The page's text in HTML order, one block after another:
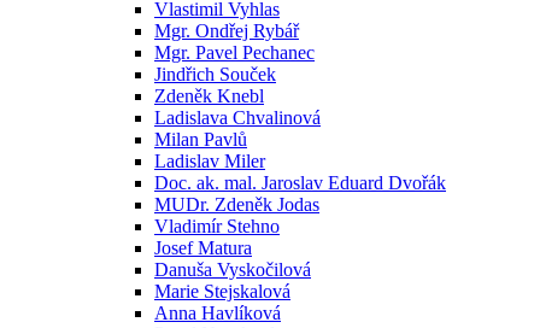
Vlastimil Vyhlas
Mgr. Ondřej Rybář
Mgr. Pavel Pechanec
Jindřich Souček
Zdeněk Knebl
Ladislava Chvalinová
Milan Pavlů
Ladislav Miler
Doc. ak. mal. Jaroslav Eduard Dvořák
MUDr. Zdeněk Jodas
Vladimír Stehno
Josef Matura
Danuša Vyskočilová
Marie Stejskalová
Anna Havlíková